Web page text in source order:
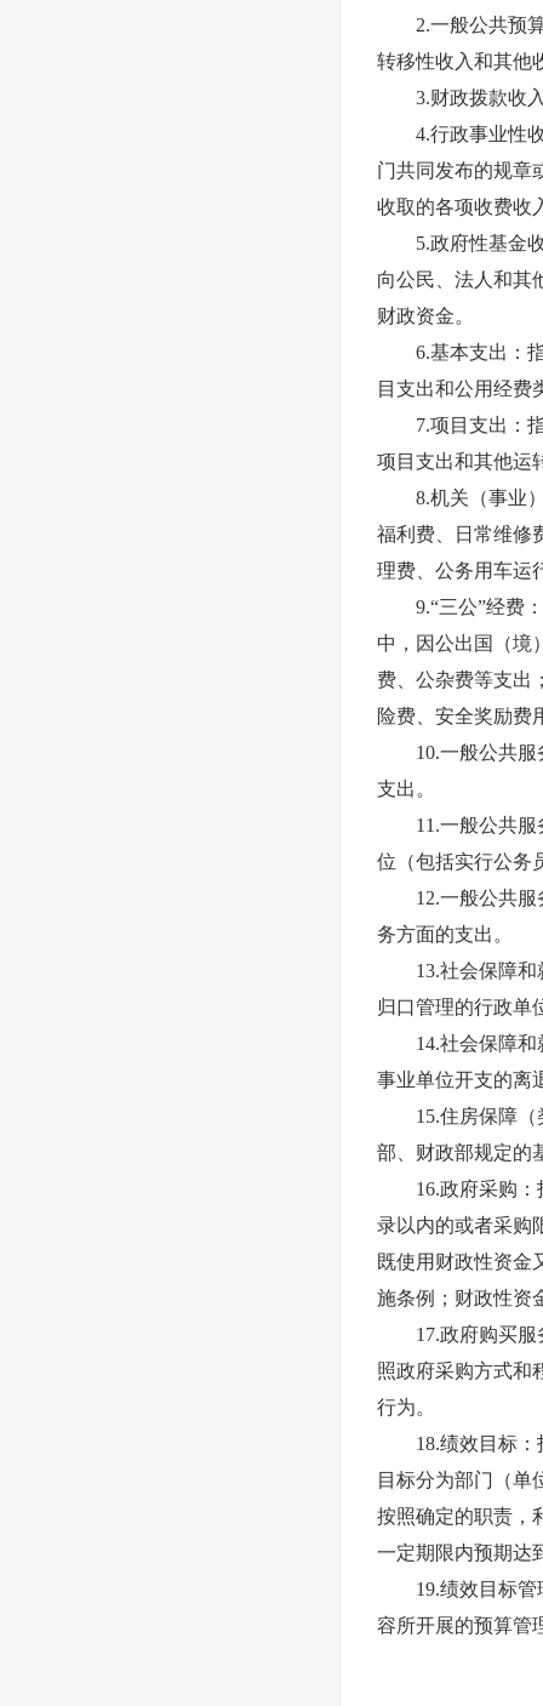
2.一般公共预算
转移性收入和其他
3.财政拨款收入
4.行政事业性收
门共同发布的规章
收取的各项收费收
5.政府性基金收
向公民、法人和其
财政资金。
6.基本支出：指
目支出和公用经费
7.项目支出：指
项目支出和其他运
8.机关（事业）
福利费、日常维修
理费、公务用车运
9.“三公”经费：
中，因公出国（境
费、公杂费等支出
险费、安全奖励费
10.一般公共服务
支出。
11.一般公共服务
位（包括实行公务
12.一般公共服务
务方面的支出。
13.社会保障和就
归口管理的行政单
14.社会保障和就
事业单位开支的离
15.住房保障（类
部、财政部规定的
16.政府采购：指
录以内的或者采购
既使用财政性资金
施条例；财政性资
17.政府购买服务
照政府采购方式和
行为。
18.绩效目标：指
目标分为部门（单
按照确定的职责，
一定期限内预期达
19.绩效目标管理
容所开展的预算管